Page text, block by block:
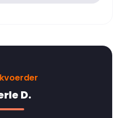
Zaakvoerder
Kris De Wachter